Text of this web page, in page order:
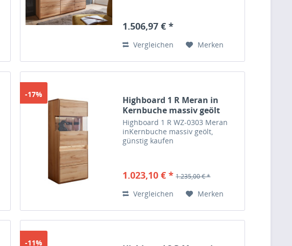
1.506,97 € *
Vergleichen Merken
-17%
Highboard 1 R Meran in
Kernbuche massiv geölt
Highboard 1 R WZ-0303 Meran
inKernbuche massiv geölt,
günstig kaufen
1.023,10 € * 1.235,00 € *
Vergleichen Merken
-11%